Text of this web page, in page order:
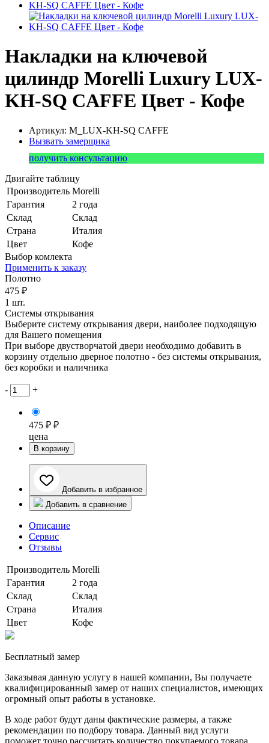
Накладки на ключевой
цилиндр Morelli Luxury LUX-
KH-SQ CAFFE Цвет - Кофе
Артикул: M_LUX-KH-SQ CAFFE
Вызвать замерщика
получить консультацию
Двигайте таблицу
Производитель Morelli
Гарантия
2 года
Склад
Склад
Страна
Италия
Цвет
Кофе
Выбор комлекта
Применить к заказу
Полотно
475 ₽
1 шт.
Системы открывания
Выберите систему открывания двери, наиболее подходящую
для Вашего помещения
При выборе двустворчатой двери необходимо добавить в
корзину отдельно дверное полотно - без системы открывания,
без коробки и наличника
- +
475 ₽ ₽
цена
В корзину
Добавить в избранное
Добавить в сравнение
Описание
Сервис
Отзывы
Производитель Morelli
Гарантия
2 года
Склад
Склад
Страна
Италия
Цвет
Кофе
Бесплатный замер
Заказывая данную услугу в нашей компании, Вы получаете
квалифицированный замер от наших специалистов, имеющих
огромный опыт работы в установке.
В ходе работ будут даны фактические размеры, а также
рекомендации по подбору товара. Данный вид услуги
поможет точно рассчитать количество покупаемого товара.